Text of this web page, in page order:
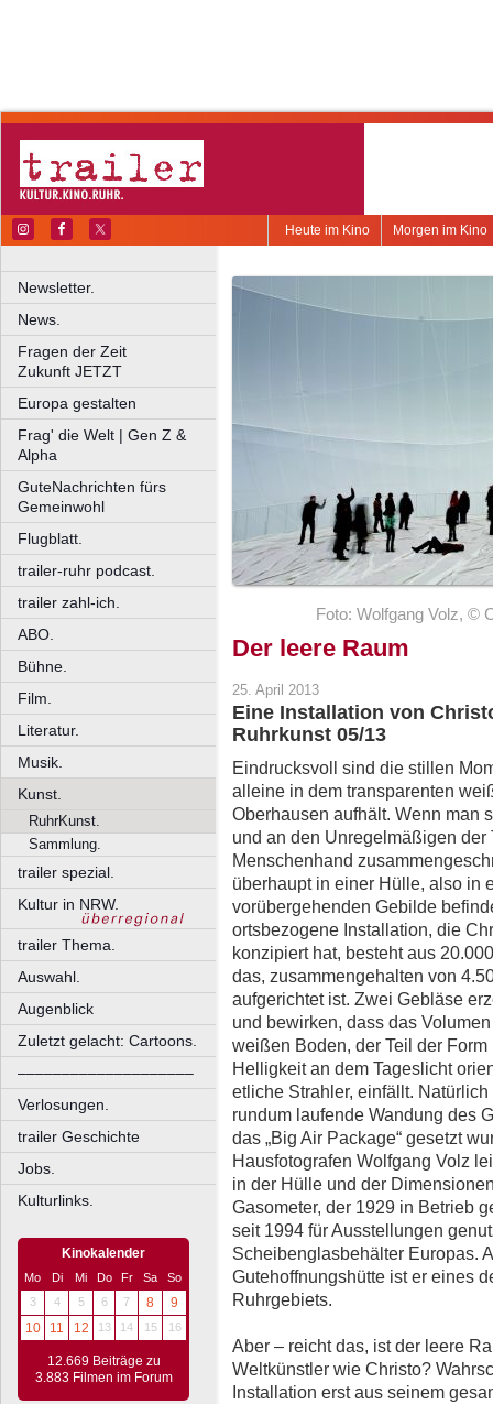
Morgen im Kino
Heute im Kino
Newsletter.
News.
Fragen der Zeit
Zukunft JETZT
Europa gestalten
Frag' die Welt | Gen Z &
Alpha
GuteNachrichten fürs
Gemeinwohl
Flugblatt.
trailer-ruhr podcast.
trailer zahl-ich.
ABO.
Bühne.
Film.
Literatur.
Musik.
Kunst.
RuhrKunst.
Sammlung.
trailer spezial.
Kultur in NRW.
trailer Thema.
Auswahl.
Augenblick
Zuletzt gelacht: Cartoons.
––––––––––––––––––––
Verlosungen.
trailer Geschichte
Jobs.
Kulturlinks.
Kinokalender
Mo Di Mi Do Fr Sa
So
3
4 5 6 7 8
9
10
11 12 13 14 15 16
12.669 Beiträge zu
3.883 Filmen im Forum
Foto: Wolfgang Volz, ©
Der leere Raum
25. April 2013
Eine Installation von
Ruhrkunst 05/13
Eindrucksvoll sind die stillen
alleine in dem transparenten
Oberhausen aufhält. Wenn man
und an den Unregelmäßigen der
Menschenhand
überhaupt in einer Hülle, also in
vorübergehenden Gebilde
ortsbezogene Installation, die
konzipiert hat, besteht aus
das, zusammengehalten von
aufgerichtet ist. Zwei Gebläse
und bewirken, dass das
weißen Boden, der Teil der
Helligkeit an dem Tageslicht
etliche Strahler, einfällt.
rundum laufende Wandung des
das „Big Air Package“ gesetzt
Hausfotografen Wolfgang Volz
in der Hülle und der
Gasometer, der 1929 in Betrieb
seit 1994 für Ausstellungen
Scheibenglasbehälter Europas.
Gutehoffnungshütte ist er eines
Ruhrgebiets.
Aber – reicht das, ist der leere
Weltkünstler wie Christo?
Installation erst aus seinem